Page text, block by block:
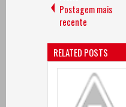
Postagem mais
recente
RELATED POSTS